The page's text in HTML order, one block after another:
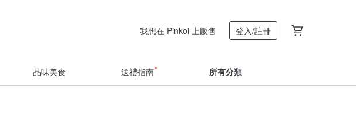
我想在 Pinkoi 上販售 登入/註冊
品味美食 送禮指南 所有分類